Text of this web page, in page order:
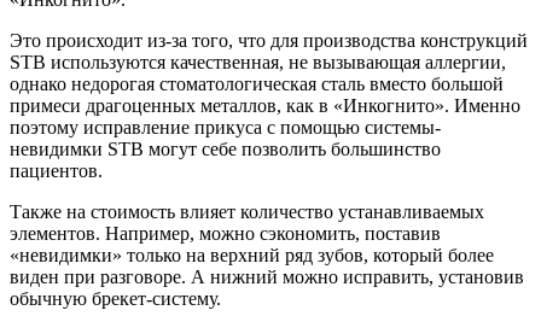
Это происходит из-за того, что для производства конструкций
STB используются качественная, не вызывающая аллергии,
однако недорогая стоматологическая сталь вместо большой
примеси драгоценных металлов, как в «Инкогнито». Именно
поэтому исправление прикуса с помощью системы-
невидимки STB могут себе позволить большинство
пациентов.
Также на стоимость влияет количество устанавливаемых
элементов. Например, можно сэкономить, поставив
«невидимки» только на верхний ряд зубов, который более
виден при разговоре. А нижний можно исправить, установив
обычную брекет-систему.